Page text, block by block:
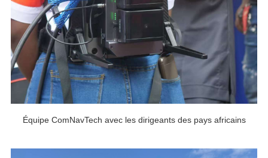
Équipe ComNavTech avec les dirigeants des pays africains